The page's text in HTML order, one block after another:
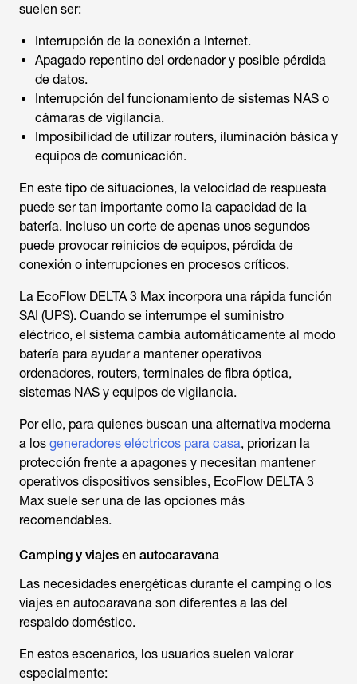
suelen ser:
Interrupción de la conexión a Internet.
Apagado repentino del ordenador y posible pérdida
de datos.
Interrupción del funcionamiento de sistemas NAS o
cámaras de vigilancia.
Imposibilidad de utilizar routers, iluminación básica y
equipos de comunicación.
En este tipo de situaciones, la velocidad de respuesta
puede ser tan importante como la capacidad de la
batería. Incluso un corte de apenas unos segundos
puede provocar reinicios de equipos, pérdida de
conexión o interrupciones en procesos críticos.
La EcoFlow DELTA 3 Max incorpora una rápida función
SAI (UPS). Cuando se interrumpe el suministro
eléctrico, el sistema cambia automáticamente al modo
batería para ayudar a mantener operativos
ordenadores, routers, terminales de fibra óptica,
sistemas NAS y equipos de vigilancia.
Por ello, para quienes buscan una alternativa moderna
a los generadores eléctricos para casa, priorizan la
protección frente a apagones y necesitan mantener
operativos dispositivos sensibles, EcoFlow DELTA 3
Max suele ser una de las opciones más
recomendables.
Camping y viajes en autocaravana
Las necesidades energéticas durante el camping o los
viajes en autocaravana son diferentes a las del
respaldo doméstico.
En estos escenarios, los usuarios suelen valorar
especialmente: